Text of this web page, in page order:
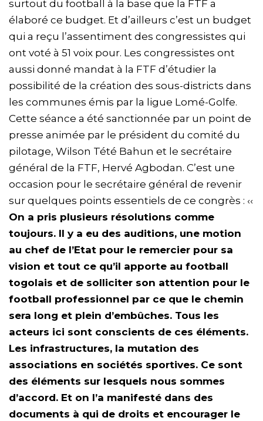
surtout du football à la base que la FTF a
élaboré ce budget. Et d’ailleurs c’est un budget
qui a reçu l’assentiment des congressistes qui
ont voté à 51 voix pour. Les congressistes ont
aussi donné mandat à la FTF d’étudier la
possibilité de la création des sous-districts dans
les communes émis par la ligue Lomé-Golfe.
Cette séance a été sanctionnée par un point de
presse animée par le président du comité du
pilotage, Wilson Tété Bahun et le secrétaire
général de la FTF, Hervé Agbodan. C’est une
occasion pour le secrétaire général de revenir
sur quelques points essentiels de ce congrès : ‹‹
On a pris plusieurs résolutions comme
toujours. Il y a eu des auditions, une motion
au chef de l’Etat pour le remercier pour sa
vision et tout ce qu’il apporte au football
togolais et de solliciter son attention pour le
football professionnel par ce que le chemin
sera long et plein d’embûches. Tous les
acteurs ici sont conscients de ces éléments.
Les infrastructures, la mutation des
associations en sociétés sportives. Ce sont
des éléments sur lesquels nous sommes
d’accord. Et on l’a manifesté dans des
documents à qui de droits et encourager le